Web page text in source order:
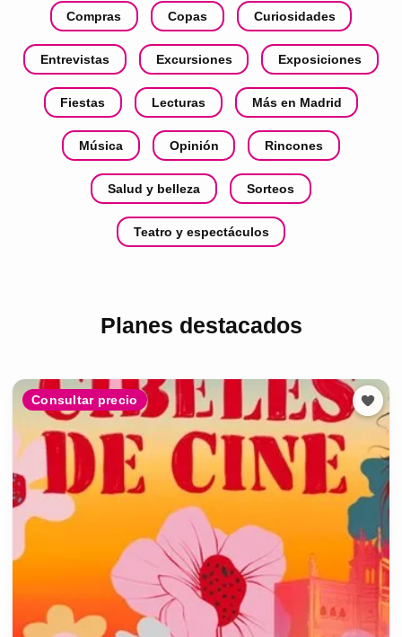
Compras Copas Curiosidades
Entrevistas Excursiones Exposiciones
Fiestas Lecturas Más en Madrid
Música Opinión Rincones
Salud y belleza Sorteos
Teatro y espectáculos
Planes destacados
Consultar precio